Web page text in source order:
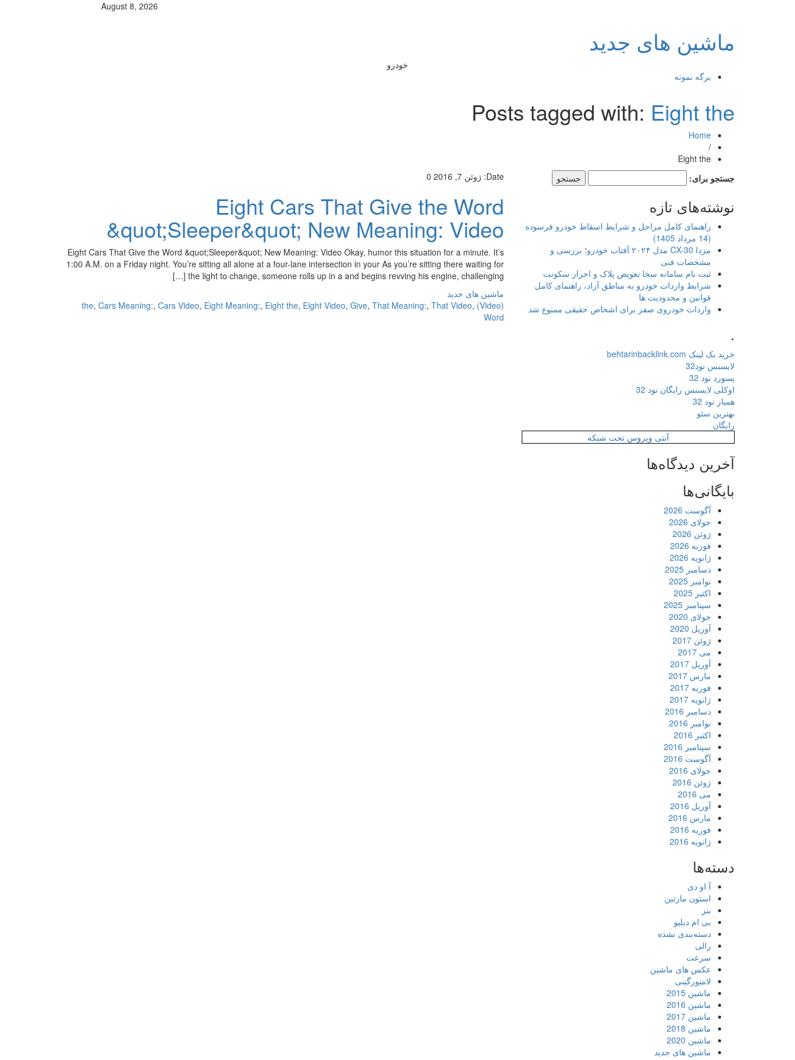
August 8, 2026
ماشین های جدید
خودرو
برگه نمونه
Posts tagged with: Eight the
Home
/
Eight the
Date: ژوئن 7, 2016 0
Eight Cars That Give the Word
&quot;Sleeper&quot; New Meaning: Video
Eight Cars That Give the Word &quot;Sleeper&quot; New Meaning: Video Okay, humor this situation for a minute. It’s
1:00 A.M. on a Friday night. You’re sitting all alone at a four-lane intersection in your As you’re sitting there waiting for
the light to change, someone rolls up in a and begins revving his engine, challenging […]
ماشین های جدید
(Video) the
, Cars Meaning:, Cars Video, Eight Meaning:, Eight the, Eight Video, Give, That Meaning:, That Video,
Word
جستجو برای:
نوشته‌های تازه
راهنمای کامل مراحل و شرایط اسقاط خودرو فرسوده
(14 مرداد 1405)
مزدا CX-30 مدل ۲۰۲۴ آفتاب خودرو؛ بررسی و
مشخصات فنی
ثبت نام سامانه سخا تعویض پلاک و احراز سکونت
شرایط واردات خودرو به مناطق آزاد، راهنمای کامل
قوانین و محدودیت ها
واردات خودروی صفر برای اشخاص حقیقی ممنوع شد
.
خرید بک لینک behtarinbacklink.com
لایسنس نود32
پسورد نود 32
اوکلی لایسنس رایگان نود 32
همیار نود 32
بهترین سئو
رایگان
آنتی ویروس تحت شبکه
آخرین دیدگاه‌ها
بایگانی‌ها
آگوست 2026
جولای 2026
ژوئن 2026
فوریه 2026
ژانویه 2026
دسامبر 2025
نوامبر 2025
اکتبر 2025
سپتامبر 2025
جولای 2020
آوریل 2020
ژوئن 2017
می 2017
آوریل 2017
مارس 2017
فوریه 2017
ژانویه 2017
دسامبر 2016
نوامبر 2016
اکتبر 2016
سپتامبر 2016
آگوست 2016
جولای 2016
ژوئن 2016
می 2016
آوریل 2016
مارس 2016
فوریه 2016
ژانویه 2016
دسته‌ها
آ او دی
استون مارتین
بنز
بی ام دبلیو
دسته‌بندی نشده
رالی
سرعت
عکس های ماشین
لامبورگینی
ماشین 2015
ماشین 2016
ماشین 2017
ماشین 2018
ماشین 2020
ماشین های جدید